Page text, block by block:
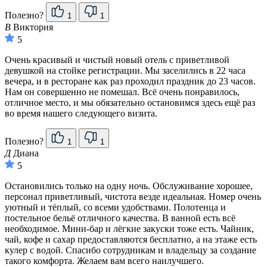
Полезно? 1 1
В Виктория
5
Очень красивый и чистый новый отель с приветливой
девушкой на стойке регистрации. Мы заселились в 22 часа
вечера, и в ресторане как раз проходил праздник до 23 часов.
Нам он совершенно не помешал. Всё очень понравилось,
отличное место, и мы обязательно остановимся здесь ещё раз
во время нашего следующего визита.
Полезно? 1 1
ДДиана
5
Остановились только на одну ночь. Обслуживание хорошее,
персонал приветливый, чистота везде идеальная. Номер очень
уютный и тёплый, со всеми удобствами. Полотенца и
постельное бельё отличного качества. В ванной есть всё
необходимое. Мини-бар и лёгкие закуски тоже есть. Чайник,
чай, кофе и сахар предоставляются бесплатно, а на этаже есть
кулер с водой. Спасибо сотрудникам и владельцу за создание
такого комфорта. Желаем вам всего наилучшего.